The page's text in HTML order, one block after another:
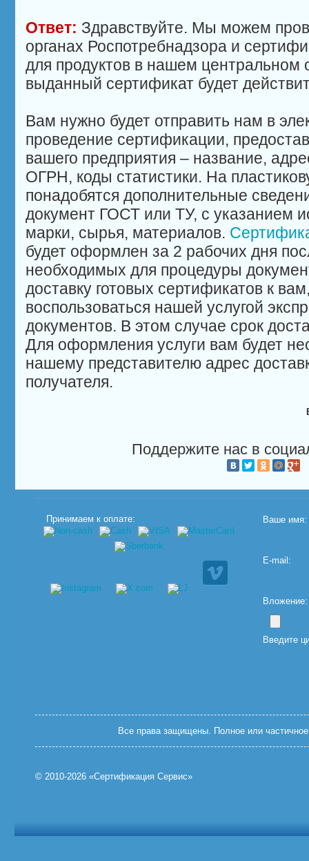
Ответ: Здравствуйте. Мы можем
органах Роспотребнадзора и
для продуктов в нашем центральном
выданный сертификат будет
Вам нужно будет отправить нам в
проведение сертификации,
вашего предприятия – название,
ОГРН, коды статистики. На
понадобятся дополнительные
документ ГОСТ или ТУ, с указанием
марки, сырья, материалов.
будет оформлен за 2 рабочих дня
необходимых для процедуры
доставку готовых сертификатов к
воспользоваться нашей услугой
документов. В этом случае срок
Для оформления услуги вам будет
нашему представителю адрес
получателя.
Поддержите нас в
Принимаем к оплате: Ваше имя:
E-mail:
Введите
Все права защищены. Полное или частичное
© 2010-2026 «Сертификация Сервис»